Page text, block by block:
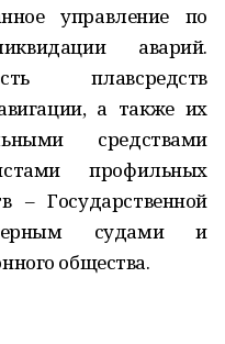
управление по
аварий.
плавсредств
а также их
средствами
профильных
– Государственной
судами и
общества.